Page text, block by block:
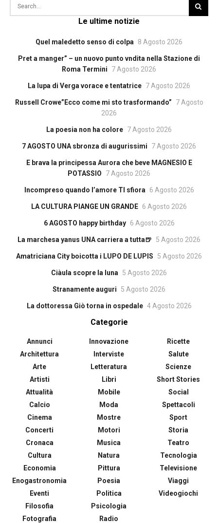
Le ultime notizie
Quel maledetto senso di colpa 8 Agosto 2026
Pret a manger” – un nuovo punto vndita nella Stazione di
Roma Termini
7 Agosto 2026
La lupa di Verga vorace e tentatrice 7 Agosto 2026
Russell Crowe”Ecco come mi sto trasformando”
7 Agosto
2026
La poesia non ha colore 7 Agosto 2026
7 AGOSTO UNA sbronza di augurissimi 7 Agosto 2026
E brava la principessa Aurora che beve MAGNESIO E
POTASSIO
7 Agosto 2026
Incompreso quando l’amore TI sfiora 6 Agosto 2026
LA CULTURA PIANGE UN GRANDE 6 Agosto 2026
6 AGOSTO happy birthday 6 Agosto 2026
La marchesa yanus UNA carriera a tutta🍺 5 Agosto 2026
Amatriciana City boicotta i LUPO DE LUPIS 5 Agosto 2026
Ciàula scopre la luna 5 Agosto 2026
Stranamente auguri 5 Agosto 2026
La dottoressa Giò torna in ospedale 4 Agosto 2026
Categorie
Annunci
Architettura
Arte
Artisti
Attualità
Calcio
Cinema
Concerti
Cronaca
Cultura
Economia
Enogastronomia
Eventi
Filosofia
Fotografia
Innovazione
Interviste
Letteratura
Libri
Mobile
Moda
Mostre
Motori
Musica
Natura
Pittura
Poesia
Politica
Psicologia
Radio
Ricette
Salute
Scienze
Short Stories
Social
Spettacoli
Sport
Storia
Teatro
Tecnologia
Televisione
Viaggi
Videogiochi